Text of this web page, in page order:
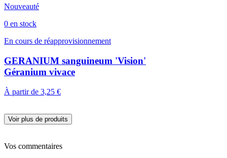
Nouveauté
0 en stock
En cours de réapprovisionnement
GERANIUM sanguineum 'Vision'
Géranium vivace
À partir de 3,25 €
Voir plus de produits
Vos commentaires